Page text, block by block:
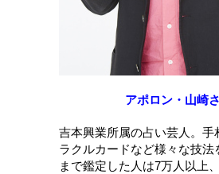
アポロン・山崎
吉本興業所属の占い芸人。手
ラクルカードなど様々な技法
まで鑑定した人は7万人以上